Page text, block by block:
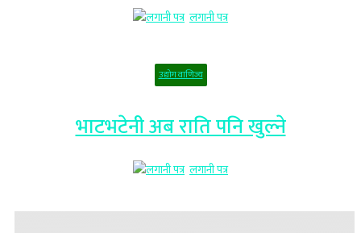
लगानी पत्र
उद्योग वाणिज्य
भाटभटेनी अब राति पनि खुल्ने
लगानी पत्र